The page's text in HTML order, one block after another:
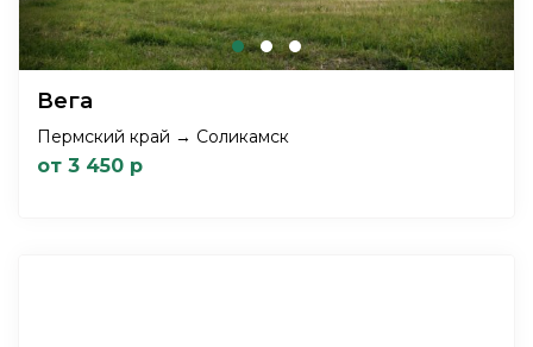
Вега
Пермский край → Соликамск
от 3 450 р